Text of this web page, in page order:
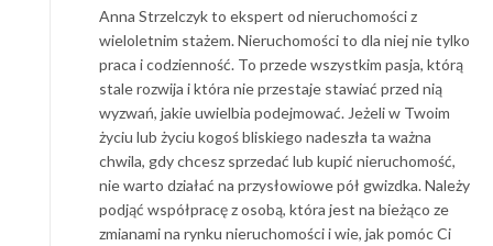
Anna Strzelczyk to ekspert od nieruchomości z
wieloletnim stażem. Nieruchomości to dla niej nie tylko
praca i codzienność. To przede wszystkim pasja, którą
stale rozwija i która nie przestaje stawiać przed nią
wyzwań, jakie uwielbia podejmować. Jeżeli w Twoim
życiu lub życiu kogoś bliskiego nadeszła ta ważna
chwila, gdy chcesz sprzedać lub kupić nieruchomość,
nie warto działać na przysłowiowe pół gwizdka. Należy
podjąć współpracę z osobą, która jest na bieżąco ze
zmianami na rynku nieruchomości i wie, jak pomóc Ci